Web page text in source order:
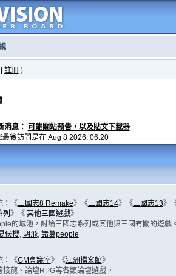
註冊)
消息： 可能關站預告，以及貼文下載器
最後訪問是在 Aug 8 2026, 06:20
：《三國志8 Remake》《三國志14》《三國志13》
》《其他三國遊戲》
的城池，討論三國志系列或其他與三國有關的遊戲。
侯櫻, 胡飛, 諸葛people
：《GM會議室》《江洲檔案館》
接龍、論壇RPG等各類論壇遊戲。